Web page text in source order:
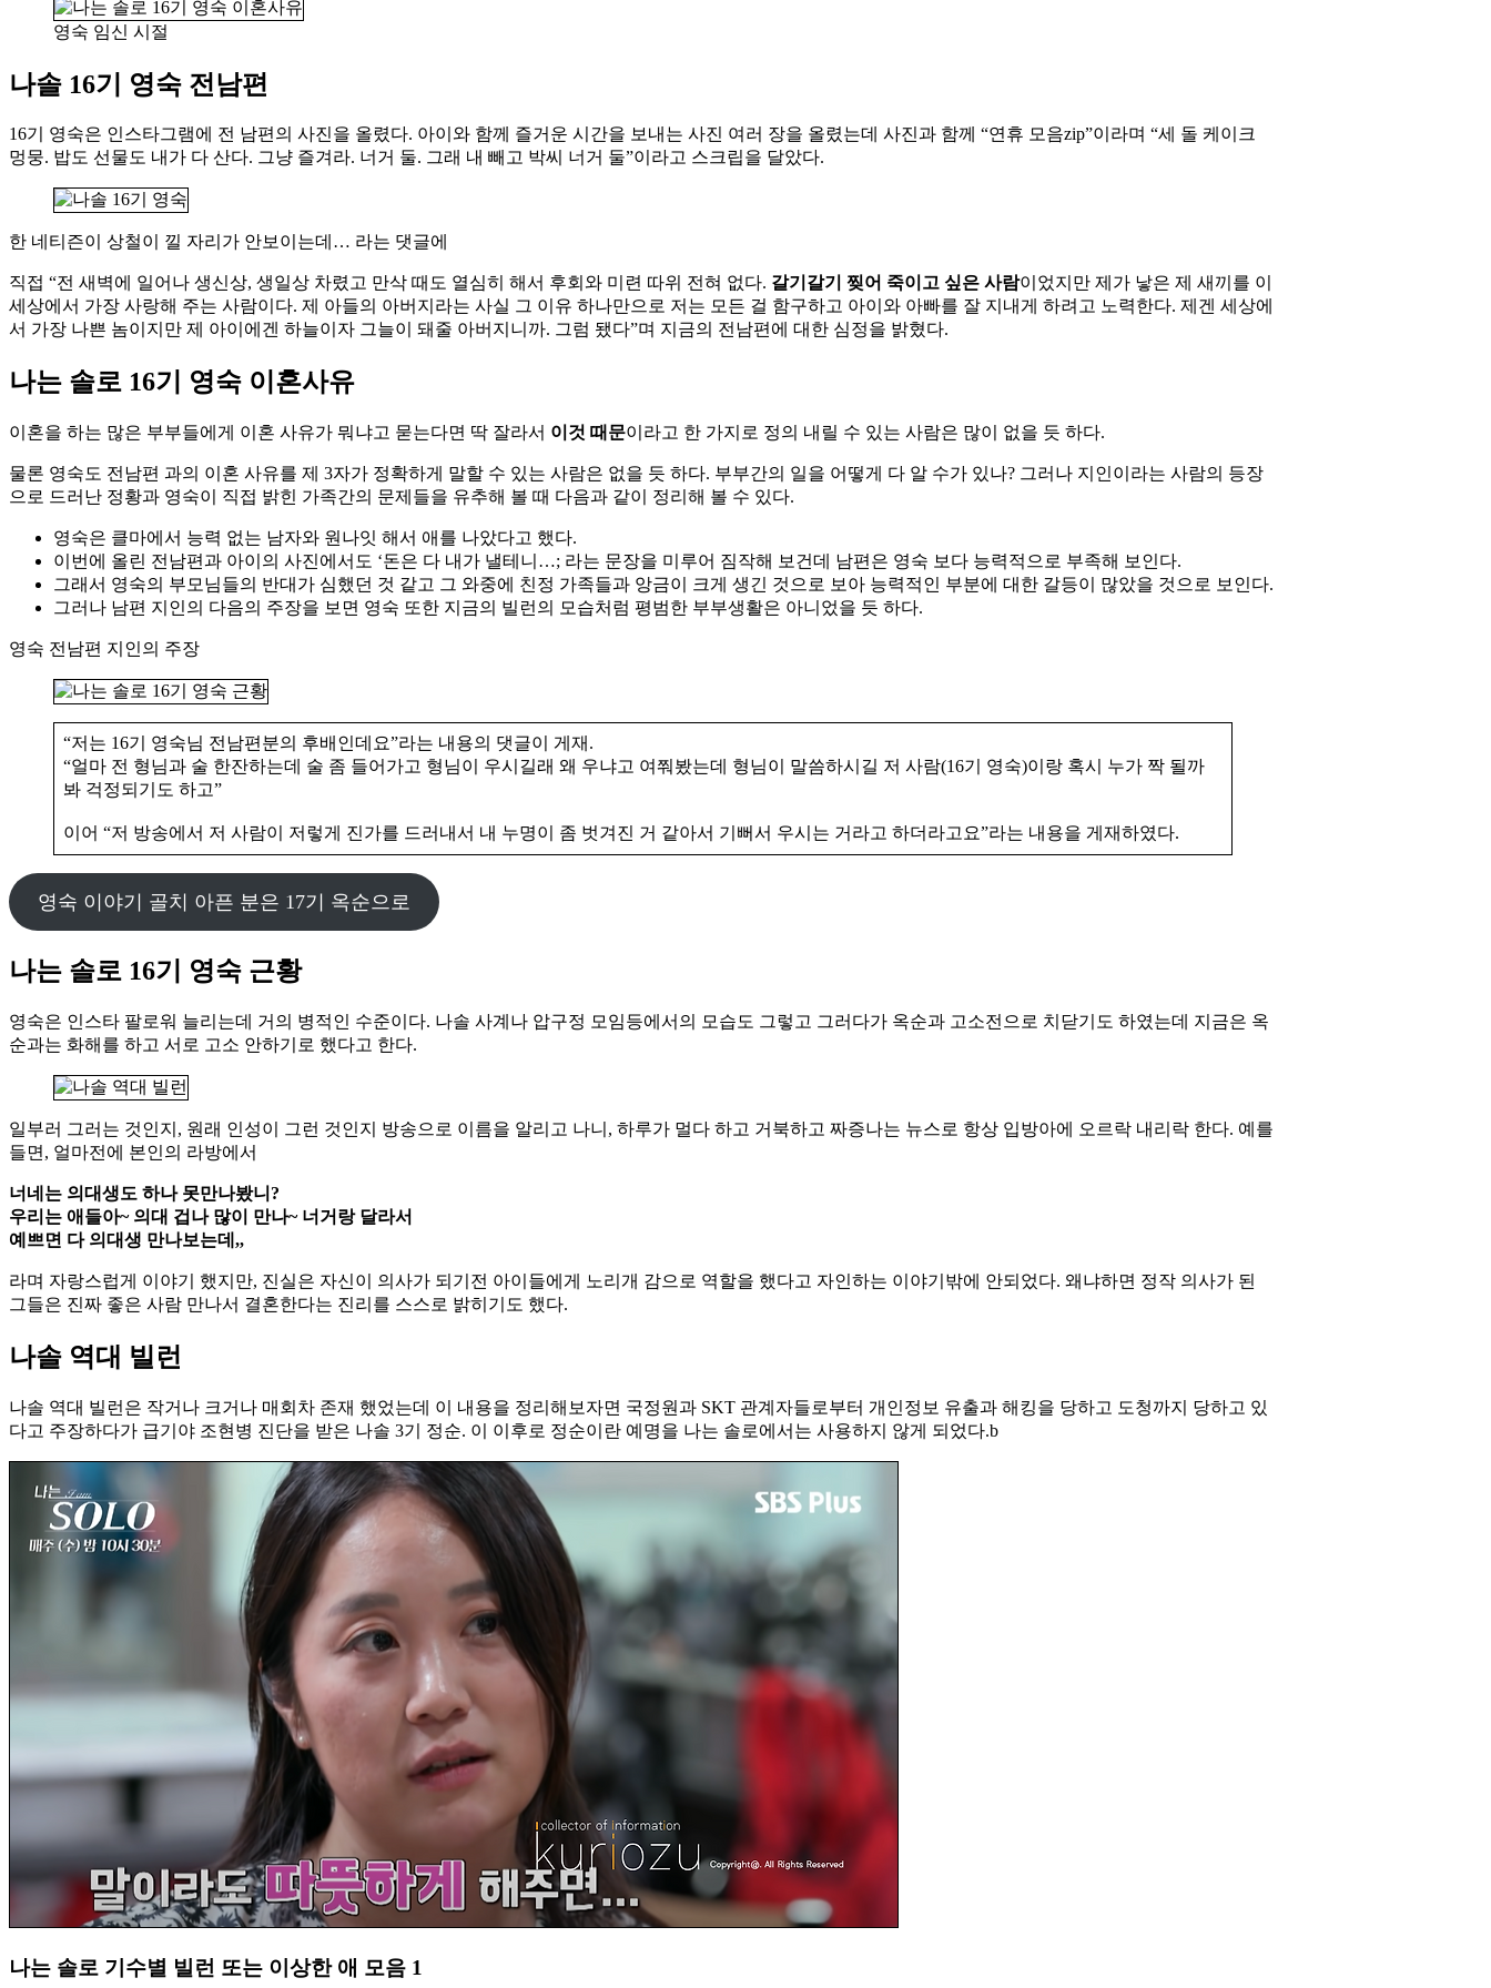
영숙 임신 시절
나솔 16기 영숙 전남편
16기 영숙은 인스타그램에 전 남편의 사진을 올렸다. 아이와 함께 즐거운 시간을 보내는 사진 여러 장을 올렸는데 사진과 함께 “연휴 모음zip”이라며 “세 돌 케이크
멍뭉. 밥도 선물도 내가 다 산다. 그냥 즐겨라. 너거 둘. 그래 내 빼고 박씨 너거 둘”이라고 스크립을 달았다.
한 네티즌이 상철이 낄 자리가 안보이는데… 라는 댓글에
직접 “전 새벽에 일어나 생신상, 생일상 차렸고 만삭 때도 열심히 해서 후회와 미련 따위 전혀 없다. 갈기갈기 찢어 죽이고 싶은 사람이었지만 제가 낳은 제 새끼를 이
세상에서 가장 사랑해 주는 사람이다. 제 아들의 아버지라는 사실 그 이유 하나만으로 저는 모든 걸 함구하고 아이와 아빠를 잘 지내게 하려고 노력한다. 제겐 세상에
서 가장 나쁜 놈이지만 제 아이에겐 하늘이자 그늘이 돼줄 아버지니까. 그럼 됐다”며 지금의 전남편에 대한 심정을 밝혔다.
나는 솔로 16기 영숙 이혼사유
이혼을 하는 많은 부부들에게 이혼 사유가 뭐냐고 묻는다면 딱 잘라서 이것 때문이라고 한 가지로 정의 내릴 수 있는 사람은 많이 없을 듯 하다.
물론 영숙도 전남편 과의 이혼 사유를 제 3자가 정확하게 말할 수 있는 사람은 없을 듯 하다. 부부간의 일을 어떻게 다 알 수가 있나? 그러나 지인이라는 사람의 등장
으로 드러난 정황과 영숙이 직접 밝힌 가족간의 문제들을 유추해 볼 때 다음과 같이 정리해 볼 수 있다.
영숙은 클마에서 능력 없는 남자와 원나잇 해서 애를 나았다고 했다.
이번에 올린 전남편과 아이의 사진에서도 ‘돈은 다 내가 낼테니…; 라는 문장을 미루어 짐작해 보건데 남편은 영숙 보다 능력적으로 부족해 보인다.
그래서 영숙의 부모님들의 반대가 심했던 것 같고 그 와중에 친정 가족들과 앙금이 크게 생긴 것으로 보아 능력적인 부분에 대한 갈등이 많았을 것으로 보인다.
그러나 남편 지인의 다음의 주장을 보면 영숙 또한 지금의 빌런의 모습처럼 평범한 부부생활은 아니었을 듯 하다.
영숙 전남편 지인의 주장
“저는 16기 영숙님 전남편분의 후배인데요”라는 내용의 댓글이 게재.
“얼마 전 형님과 술 한잔하는데 술 좀 들어가고 형님이 우시길래 왜 우냐고 여쭤봤는데 형님이 말씀하시길 저 사람(16기 영숙)이랑 혹시 누가 짝 될까
봐 걱정되기도 하고”
이어 “저 방송에서 저 사람이 저렇게 진가를 드러내서 내 누명이 좀 벗겨진 거 같아서 기뻐서 우시는 거라고 하더라고요”라는 내용을 게재하였다.
영숙 이야기 골치 아픈 분은 17기 옥순으로
나는 솔로 16기 영숙 근황
영숙은 인스타 팔로워 늘리는데 거의 병적인 수준이다. 나솔 사계나 압구정 모임등에서의 모습도 그렇고 그러다가 옥순과 고소전으로 치닫기도 하였는데 지금은 옥
순과는 화해를 하고 서로 고소 안하기로 했다고 한다.
일부러 그러는 것인지, 원래 인성이 그런 것인지 방송으로 이름을 알리고 나니, 하루가 멀다 하고 거북하고 짜증나는 뉴스로 항상 입방아에 오르락 내리락 한다. 예를
들면, 얼마전에 본인의 라방에서
너네는 의대생도 하나 못만나봤니?
우리는 애들아~ 의대 겁나 많이 만나~ 너거랑 달라서
예쁘면 다 의대생 만나보는데,,
라며 자랑스럽게 이야기 했지만, 진실은 자신이 의사가 되기전 아이들에게 노리개 감으로 역할을 했다고 자인하는 이야기밖에 안되었다. 왜냐하면 정작 의사가 된
그들은 진짜 좋은 사람 만나서 결혼한다는 진리를 스스로 밝히기도 했다.
나솔 역대 빌런
나솔 역대 빌런은 작거나 크거나 매회차 존재 했었는데 이 내용을 정리해보자면 국정원과 SKT 관계자들로부터 개인정보 유출과 해킹을 당하고 도청까지 당하고 있
다고 주장하다가 급기야 조현병 진단을 받은 나솔 3기 정순. 이 이후로 정순이란 예명을 나는 솔로에서는 사용하지 않게 되었다.b
나는 솔로 기수별 빌런 또는 이상한 애 모음 1